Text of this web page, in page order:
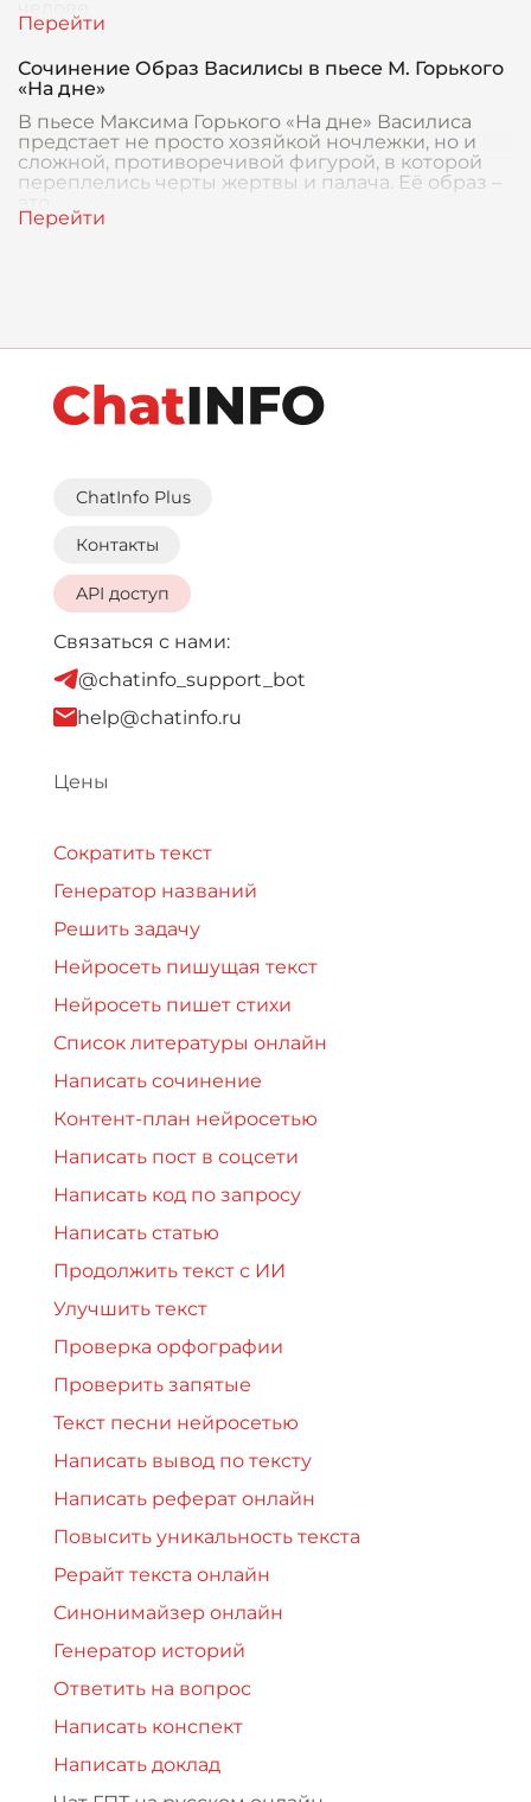
Сочинение Образ Василисы в пьесе М. Горького
«На дне»
В пьесе Максима Горького «На дне» Василиса
предстает не просто хозяйкой ночлежки, но и
сложной, противоречивой фигурой, в которой
переплелись черты жертвы и палача. Её образ –
ChatInfo Plus
Контакты
API доступ
Связаться с нами:
@chatinfo_support_bot
help@chatinfo.ru
Цены
Сократить текст
Генератор названий
Решить задачу
Нейросеть пишущая текст
Нейросеть пишет стихи
Список литературы онлайн
Написать сочинение
Контент-план нейросетью
Написать пост в соцсети
Написать код по запросу
Написать статью
Продолжить текст с ИИ
Улучшить текст
Проверка орфографии
Проверить запятые
Текст песни нейросетью
Написать вывод по тексту
Написать реферат онлайн
Повысить уникальность текста
Рерайт текста онлайн
Синонимайзер онлайн
Генератор историй
Ответить на вопрос
Написать конспект
Написать доклад